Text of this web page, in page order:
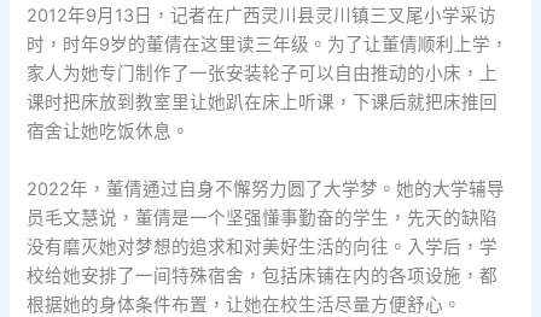
2012年9月13日，记者在广西灵川县灵川镇三叉尾小学采访
时，时年9岁的董倩在这里读三年级。为了让董倩顺利上学，
家人为她专门制作了一张安装轮子可以自由推动的小床，上
课时把床放到教室里让她趴在床上听课，下课后就把床推回
宿舍让她吃饭休息。
2022年，董倩通过自身不懈努力圆了大学梦。她的大学辅导
员毛文慧说，董倩是一个坚强懂事勤奋的学生，先天的缺陷
没有磨灭她对梦想的追求和对美好生活的向往。入学后，学
校给她安排了一间特殊宿舍，包括床铺在内的各项设施，都
根据她的身体条件布置，让她在校生活尽量方便舒心。